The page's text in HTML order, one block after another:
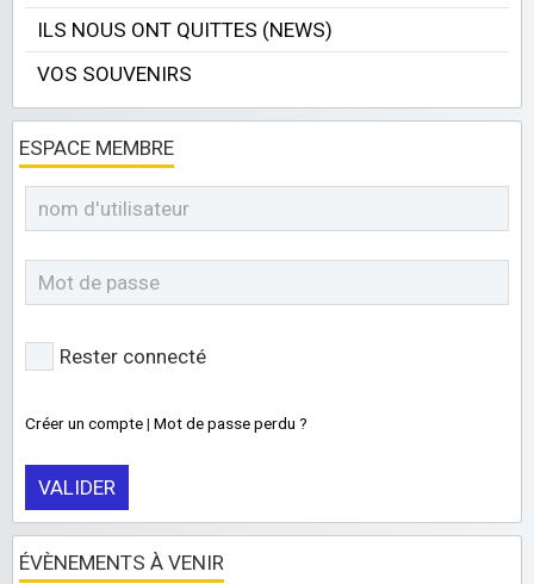
ILS NOUS ONT QUITTES (NEWS)
VOS SOUVENIRS
ESPACE MEMBRE
Rester connecté
Créer un compte| Mot de passe perdu ?
VALIDER
ÉVÈNEMENTS À VENIR